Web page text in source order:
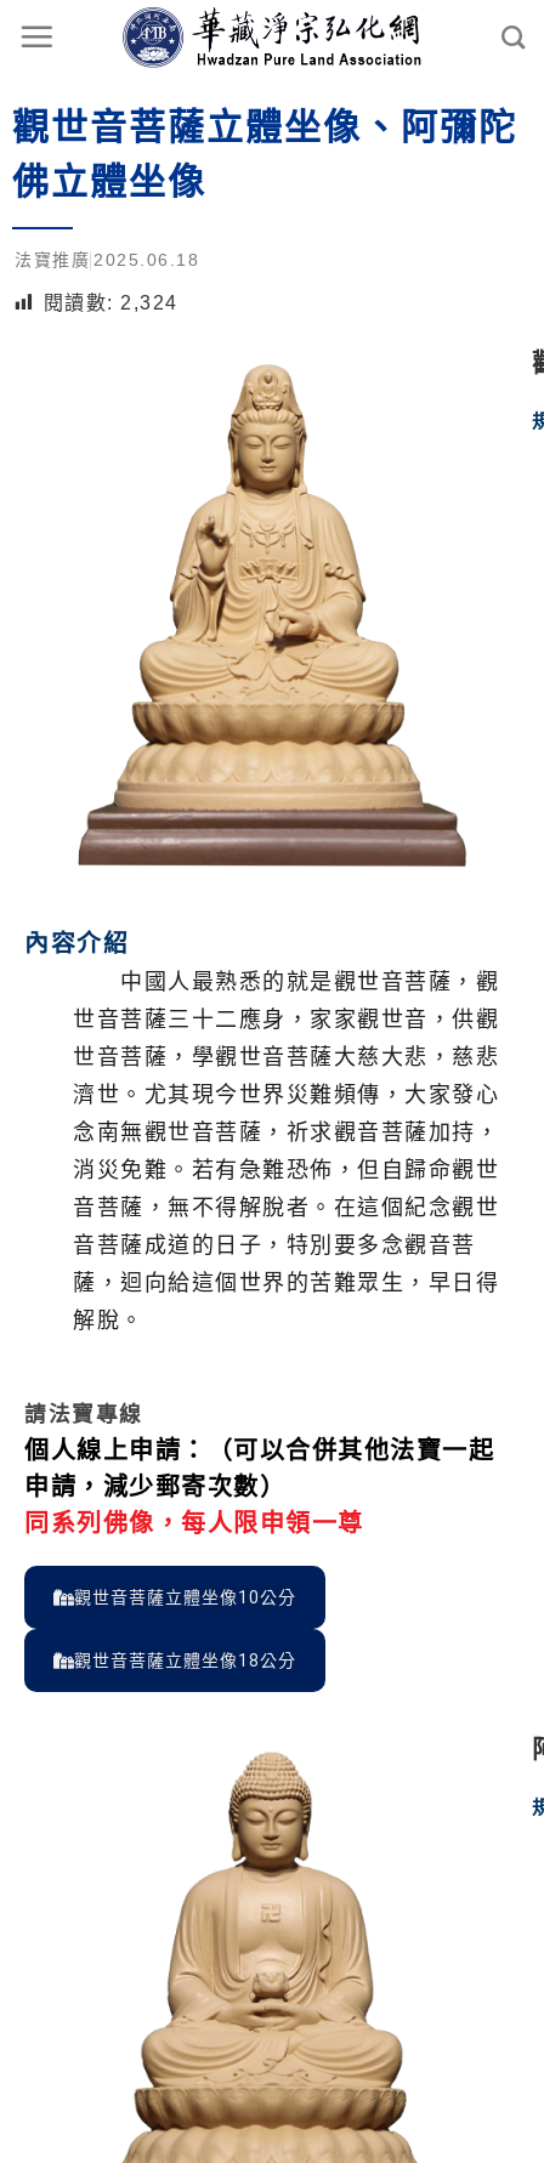
觀世音菩薩立體坐像、阿彌陀
佛立體坐像
法寶推廣 2025.06.18
閱讀數: 2,324
內容介紹
中國人最熟悉的就是觀世音菩薩，觀
世音菩薩三十二應身，家家觀世音，供觀
世音菩薩，學觀世音菩薩大慈大悲，慈悲
濟世。尤其現今世界災難頻傳，大家發心
念南無觀世音菩薩，祈求觀音菩薩加持，
消災免難。若有急難恐佈，但自歸命觀世
音菩薩，無不得解脫者。在這個紀念觀世
音菩薩成道的日子，特別要多念觀音菩
薩，迴向給這個世界的苦難眾生，早日得
解脫。
請法寶專線
個人線上申請：（可以合併其他法寶一起
申請，減少郵寄次數）
同系列佛像，每人限申領一尊
觀世音菩薩立體坐像10公分
觀世音菩薩立體坐像18公分